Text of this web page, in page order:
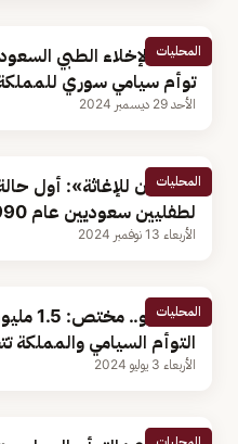
المحليات
طائرة الإخلاء الطبي
توأم سيامي سوري
الأحد 29 ديسمبر 2024
المحليات
«سلمان للإغاثة»: أول
لطفليين سعوديين عام 1990
الأربعاء 13 نوفمبر 2024
المحليات
التوأم السيامي والمملكة
الأربعاء 3 يوليو 2024